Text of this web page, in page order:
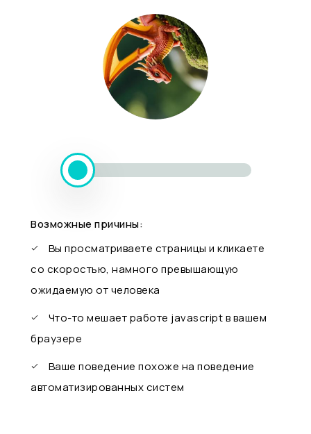
Возможные причины:
Вы просматриваете страницы и кликаете
со скоростью, намного превышающую
ожидаемую от человека
Что-то мешает работе javascript в вашем
браузере
Ваше поведение похоже на поведение
автоматизированных систем